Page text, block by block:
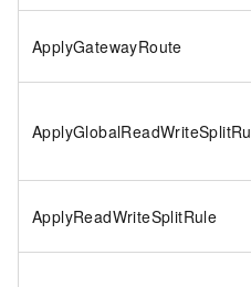
ApplyGatewayRoute
ApplyReadWriteSplitRule